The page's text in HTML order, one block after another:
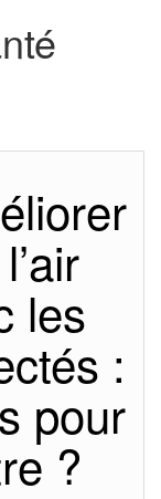
les
:
pour
?